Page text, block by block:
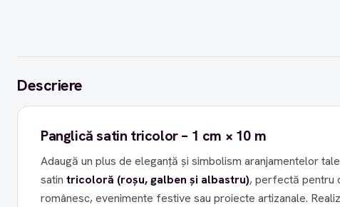
Descriere
Panglică satin tricolor – 1 cm × 10 m
Adaugă un plus de eleganță și simbolism aranjamentelor
satin tricoloră (roșu, galben și albastru), perfectă pentru
românesc, evenimente festive sau proiecte artizanale.